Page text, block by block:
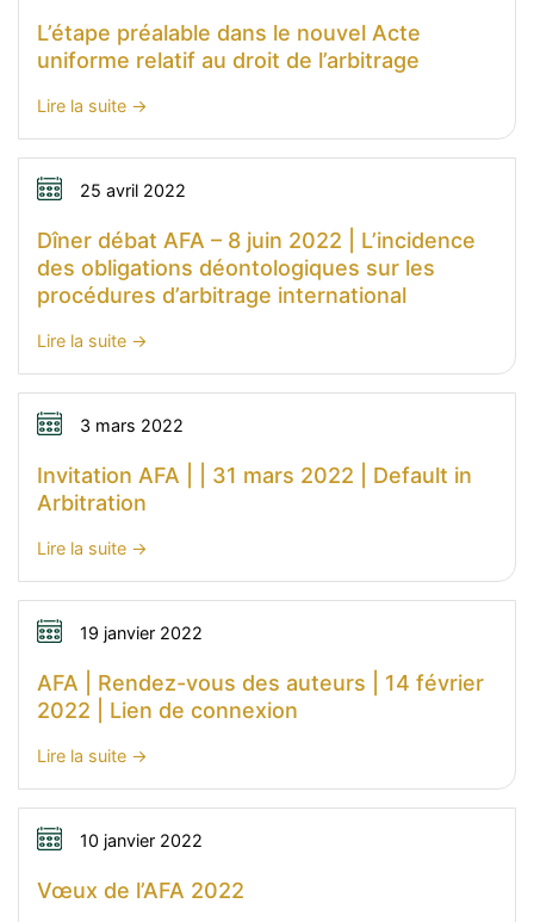
juin
2022
Mai
2021
L’étape préalable dans le nouvel Acte
uniforme relatif au droit de l’arbitrage
Lire la suite:
préalable
dans
nouvel
Acte
uniforme
relatif
droit
de
25 avril 2022
Dîner débat AFA – 8 juin 2022 | L’incidence
des obligations déontologiques sur les
procédures d’arbitrage international
Lire la suite:
débat
AFA
8
juin
2022
L’incidence
des
déontologiques
sur
procédures
3 mars 2022
Invitation AFA | | 31 mars 2022 | Default in
Arbitration
Lire la suite:
AFA
|
31
mars
2022
Default
in
19 janvier 2022
AFA | Rendez-vous des auteurs | 14 février
2022 | Lien de connexion
Lire la suite:
|
Rendez-
des
10 janvier 2022
Vœux de l’AFA 2022